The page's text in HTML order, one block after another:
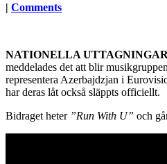
| Comments
NATIONELLA
meddelades det att blir
representera Azerbajdzjan i
har deras låt också släppts officiellt.
Bidraget heter ”Run With U” och